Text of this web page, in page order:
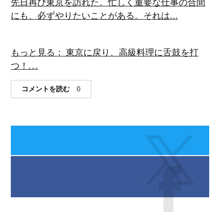
にも、必ずやりたいことがある。それは…
もっと見る： 東京に戻り、高級料理に舌鼓を打
つ！. . .
コメントを読む 0